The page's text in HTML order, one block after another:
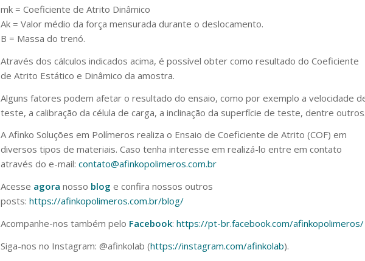
mk = Coeficiente de Atrito Dinâmico
Ak = Valor médio da força mensurada durante o deslocamento.
B = Massa do trenó.
Através dos cálculos indicados acima, é possível obter como resultado do Coeficiente
de Atrito Estático e Dinâmico da amostra.
Alguns fatores podem afetar o resultado do ensaio, como por exemplo a velocidade
teste, a calibração da célula de carga, a inclinação da superfície de teste, dentre outros.
A Afinko Soluções em Polímeros realiza o Ensaio de Coeficiente de Atrito (COF) em
diversos tipos de materiais. Caso tenha interesse em realizá-lo entre em contato
através do e-mail: contato@afinkopolimeros.com.br
Acesse agora nosso blog e confira nossos outros
posts: https://afinkopolimeros.com.br/blog/
Acompanhe-nos também pelo Facebook: https://pt-br.facebook.com/afinkopolimeros/
Siga-nos no Instagram: @afinkolab (https://instagram.com/afinkolab).